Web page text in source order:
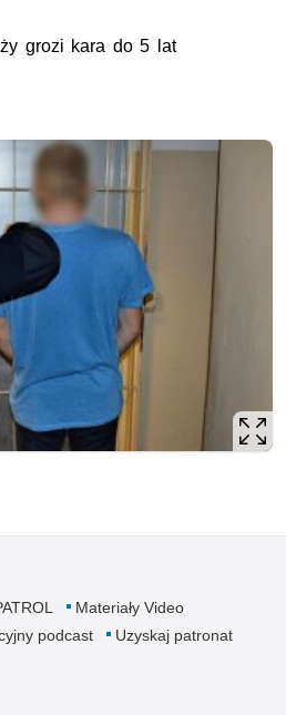
grozi kara do 5 lat
Materiały Video
podcast Uzyskaj patronat